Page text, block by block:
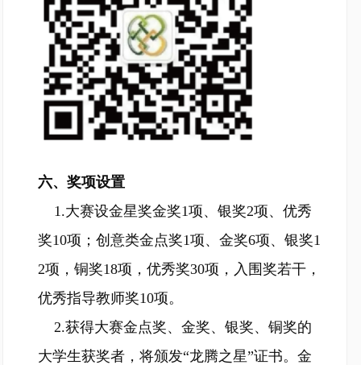
六、奖项设置
1.大赛设金星奖金奖1项、银奖2项、优秀
奖10项；创意类金点奖1项、金奖6项、银奖1
2项，铜奖18项，优秀奖30项，入围奖若干，
优秀指导教师奖10项。
2.获得大赛金点奖、金奖、银奖、铜奖的
大学生获奖者，将颁发“龙腾之星”证书。金